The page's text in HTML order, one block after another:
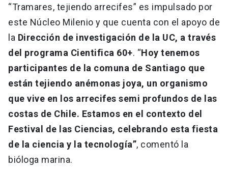
“Tramares, tejiendo arrecifes” es impulsado por
este Núcleo Milenio y que cuenta con el apoyo de
la Dirección de investigación de la UC, a través
del programa Cientifica 60+. “Hoy tenemos
participantes de la comuna de Santiago que
están tejiendo anémonas joya, un organismo
que vive en los arrecifes semi profundos de las
costas de Chile. Estamos en el contexto del
Festival de las Ciencias, celebrando esta fiesta
de la ciencia y la tecnología”, comentó la
bióloga marina.